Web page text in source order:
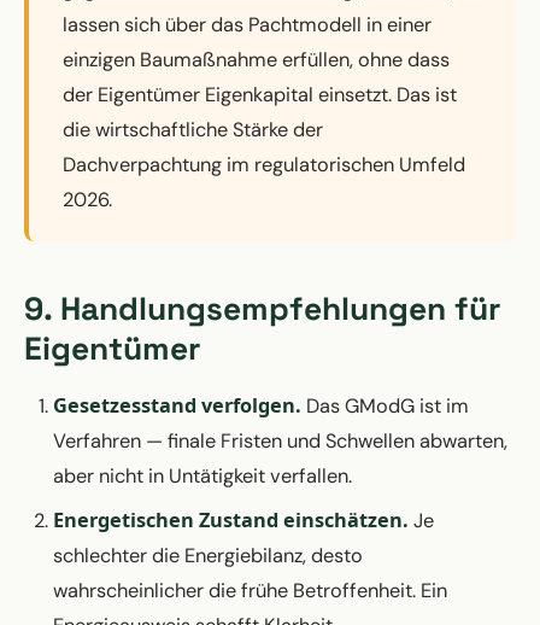
lassen sich über das Pachtmodell in einer
einzigen Baumaßnahme erfüllen, ohne dass
der Eigentümer Eigenkapital einsetzt. Das ist
die wirtschaftliche Stärke der
Dachverpachtung im regulatorischen Umfeld
2026.
9. Handlungsempfehlungen für
Eigentümer
Gesetzesstand verfolgen. Das GModG ist im
Verfahren — finale Fristen und Schwellen abwarten,
aber nicht in Untätigkeit verfallen.
Energetischen Zustand einschätzen. Je
schlechter die Energiebilanz, desto
wahrscheinlicher die frühe Betroffenheit. Ein